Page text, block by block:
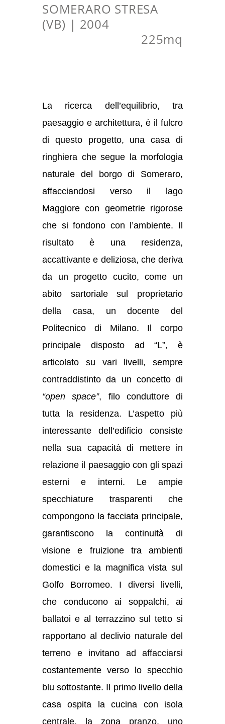
SOMERARO STRESA
(VB) | 2004
225mq
La ricerca dell’equilibrio, tra
paesaggio e architettura, è il fulcro
di questo progetto, una casa di
ringhiera che segue la morfologia
naturale del borgo di Someraro,
affacciandosi verso il lago
Maggiore con geometrie rigorose
che si fondono con l’ambiente. Il
risultato è una residenza,
accattivante e deliziosa, che deriva
da un progetto cucito, come un
abito sartoriale sul proprietario
della casa, un docente del
Politecnico di Milano. Il corpo
principale disposto ad “L”, è
articolato su vari livelli, sempre
contraddistinto da un concetto di
“open space”, filo conduttore di
tutta la residenza. L’aspetto più
interessante dell’edificio consiste
nella sua capacità di mettere in
relazione il paesaggio con gli spazi
esterni e interni. Le ampie
specchiature trasparenti che
compongono la facciata principale,
garantiscono la continuità di
visione e fruizione tra ambienti
domestici e la magnifica vista sul
Golfo Borromeo. I diversi livelli,
che conducono ai soppalchi, ai
ballatoi e al terrazzino sul tetto si
rapportano al declivio naturale del
terreno e invitano ad affacciarsi
costantemente verso lo specchio
blu sottostante. Il primo livello della
casa ospita la cucina con isola
centrale, la zona pranzo, uno